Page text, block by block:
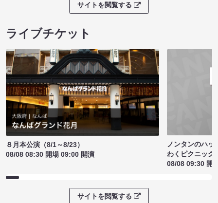
サイトを閲覧する
ライブチケット
８月本公演（8/1～8/23）
08/08 08:30 開場 09:00 開演
ノンタンのハッ
わくピクニック
08/08 09:30 開
サイトを閲覧する